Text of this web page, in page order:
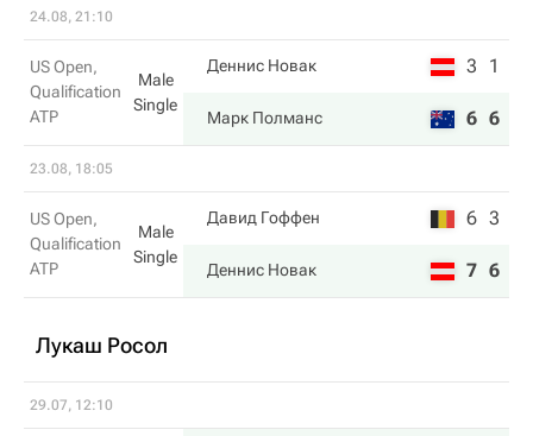
24.08, 21:10
US Open,
Qualification
ATP
Male
Single
Деннис Новак 3 1
Марк Полманс 6 6
23.08, 18:05
US Open,
Qualification
ATP
Male
Single
Давид Гоффен 6 3
Деннис Новак 7 6
Лукаш Росол
29.07, 12:10